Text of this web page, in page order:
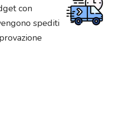
con
spediti